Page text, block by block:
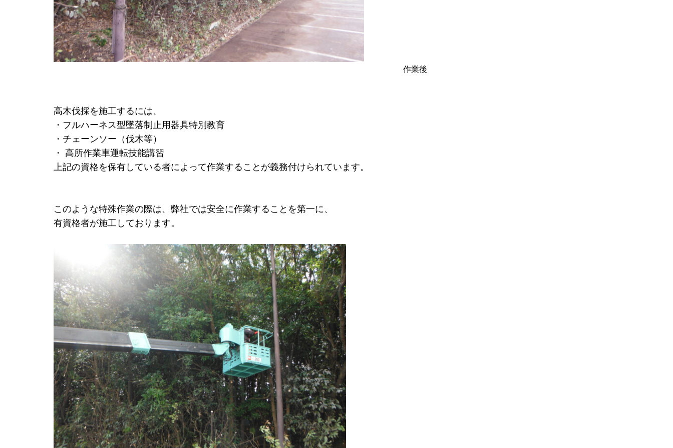
作業後
高木伐採を施工するには、
・フルハーネス型墜落制止用器具特別教育
・チェーンソー（伐木等）
・ 高所作業車運転技能講習
上記の資格を保有している者によって作業することが義務付けられています。
このような特殊作業の際は、弊社では安全に作業することを第一に、
有資格者が施工しております。